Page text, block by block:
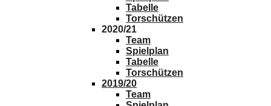
Tabelle
Torschützen
2020/21
Team
Spielplan
Tabelle
Torschützen
2019/20
Team